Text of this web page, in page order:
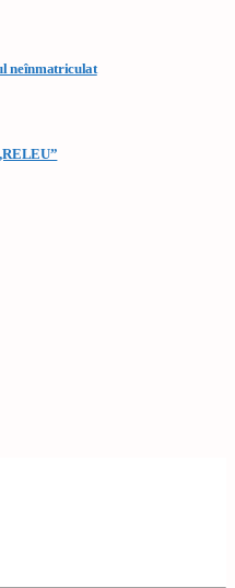
neînmatriculat